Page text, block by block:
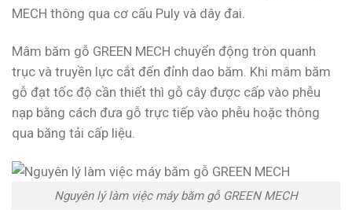
MECH thông qua cơ cấu Puly và dây đai.
Mâm băm gỗ GREEN MECH chuyển động tròn quanh
trục và truyền lực cắt đến đỉnh dao băm. Khi mâm băm
gỗ đạt tốc độ cần thiết thì gỗ cây được cấp vào phễu
nạp bằng cách đưa gỗ trực tiếp vào phễu hoặc thông
qua băng tải cấp liệu.
Nguyên lý làm việc máy băm gỗ GREEN MECH